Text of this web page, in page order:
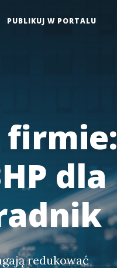
PUBLIKUJ W PORTALU
firmie:
dla
redukować